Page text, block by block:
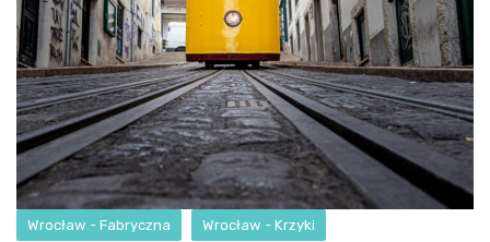
Wrocław - Fabryczna Wrocław - Krzyki